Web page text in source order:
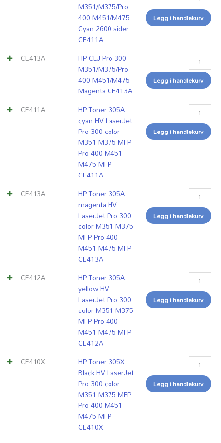
CE410X
antall
M351/M375/Pro
400 M451/M475
Cyan 2600 sider
CE411A
CE411A
antall
Legg i handlekurv
CE413A
HP CLJ Pro 300
M351/M375/Pro
400 M451/M475
Magenta CE413A
Legg i handlekurv
CE411A
HP Toner 305A
cyan HV LaserJet
Pro 300 color
M351 M375 MFP
Pro 400 M451
M475 MFP
CE411A
M375
MFP
M451
M475
MFP
CE411A
Legg i handlekurv
CE413A
HP Toner 305A
magenta HV
LaserJet Pro 300
color M351 M375
MFP Pro 400
M451 M475 MFP
CE413A
M375
MFP
M451
M475
MFP
CE413A
Legg i handlekurv
CE412A
HP Toner 305A
yellow HV
LaserJet Pro 300
color M351 M375
MFP Pro 400
M451 M475 MFP
CE412A
M375
MFP
M451
M475
MFP
CE412A
Legg i handlekurv
CE410X
HP Toner 305X
Black HV LaserJet
Pro 300 color
M351 M375 MFP
Pro 400 M451
M475 MFP
CE410X
M375
MFP
M451
M475
MFP
CE410X
Legg i handlekurv